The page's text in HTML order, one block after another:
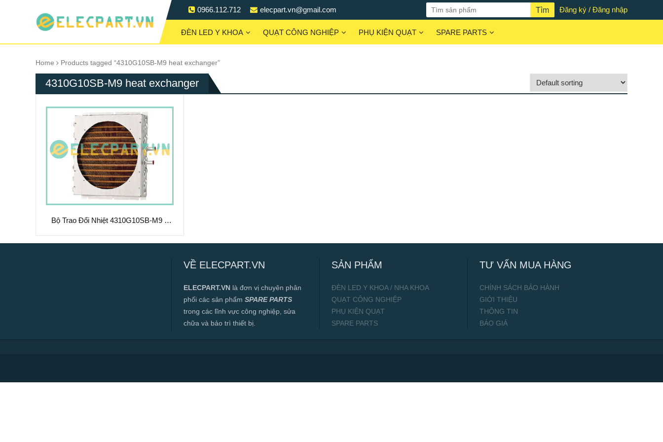
0966.112.712 elecpart.vn@gmail.com Đăng ký / Đăng nhập
ĐÈN LED Y KHOA QUẠT CÔNG NGHIỆP PHỤ KIỆN QUẠT SPARE PARTS
Home Products tagged “4310G10SB-M9 heat exchanger”
4310G10SB-M9 heat exchanger
Bộ Trao Đổi Nhiệt 4310G10SB-M9 –
VỀ ELECPART.VN
ELECPART.VN là đơn vị chuyên phân
phối các sản phẩm SPARE PARTS
trong các lĩnh vực công nghiệp, sửa
chữa và bảo trì thiết bị.
SẢN PHẨM
ĐÈN LED Y KHOA / NHA KHOA
QUẠT CÔNG NGHIỆP
PHỤ KIỆN QUẠT
SPARE PARTS
TƯ VẤN MUA HÀNG
CHÍNH SÁCH BẢO HÀNH
GIỚI THIỆU
THÔNG TIN
BÁO GIÁ